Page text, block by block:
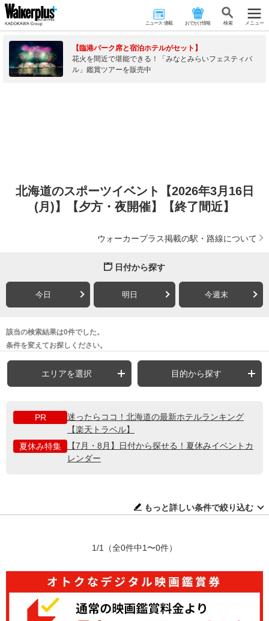
ニュース･連載 おでかけ情報 検 索 メニュー
【臨港パーク席と宿泊ホテルがセット】
花火を間近で堪能できる！「みなとみらいフェスティバ
ル」鑑賞ツアーを販売中
北海道のスポーツイベント【2026年3月16日
(月)】【夕方・夜開催】【終了間近】
ウォーカープラス掲載の駅・路線について
日付から探す
今日 明日 今週末
該当の検索結果は0件でした。
条件を変えてお探しください。
エリアを選択 目的から探す
PR
迷ったらココ！北海道の最新ホテルランキング
【楽天トラベル】
夏休み特集
【7月・8月】日付から探せる！夏休みイベントカ
レンダー
もっと詳しい条件で絞り込む
1/1 （全0件中1〜0件）